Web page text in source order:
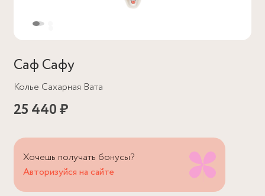
Саф Сафу
Колье Сахарная Вата
25 440 ₽
Хочешь получать бонусы?
Авторизуйся на сайте